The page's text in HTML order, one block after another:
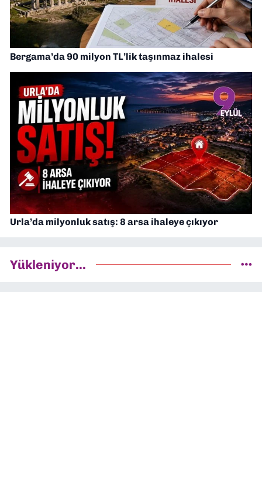
Bergama’da 90 milyon TL’lik taşınmaz ihalesi
Urla’da milyonluk satış: 8 arsa ihaleye çıkıyor
Yükleniyor...